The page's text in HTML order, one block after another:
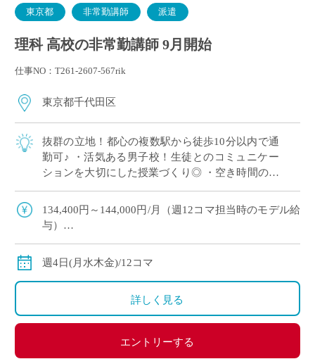
東京都 非常勤講師 派遣
理科 高校の非常勤講師 9月開始
仕事NO：T261-2607-567rik
東京都千代田区
抜群の立地！都心の複数駅から徒歩10分以内で通
勤可♪ ・活気ある男子校！生徒とのコミュニケー
ションを大切にした授業づくり◎ ・空き時間の少
方も歓迎◎
134,400円～144,000円/月（週12コマ担当時のモデル給
与）
◇交通費別途支給
週4日(月水木金)/12コマ
詳しく見る
エントリーする